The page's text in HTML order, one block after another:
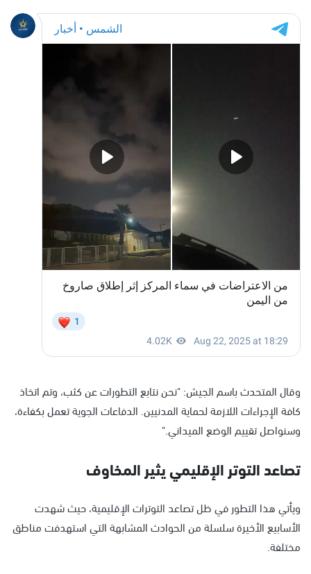
وقال المتحدث باسم الجيش: "نحن نتابع التطورات عن كثب، وتم اتخاذ
كافة الإجراءات اللازمة لحماية المدنيين. الدفاعات الجوية تعمل بكفاءة،
وسنواصل تقييم الوضع الميداني."
تصاعد التوتر الإقليمي يثير المخاوف
ويأتي هذا التطور في ظل تصاعد التوترات الإقليمية، حيث شهدت
الأسابيع الأخيرة سلسلة من الحوادث المشابهة التي استهدفت مناطق
مختلفة.